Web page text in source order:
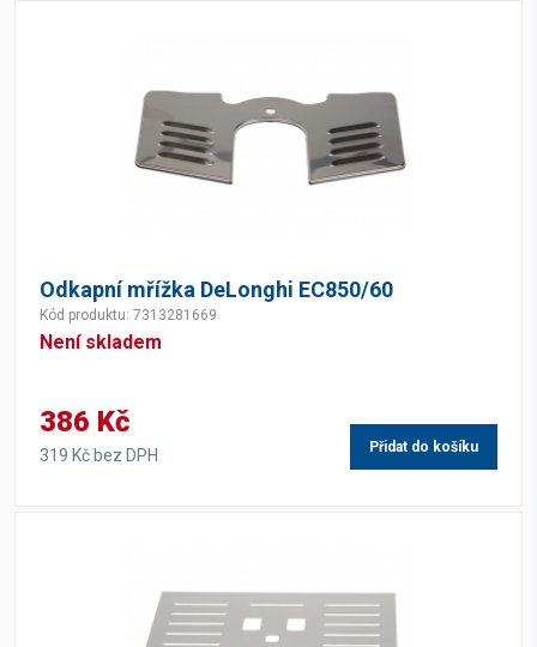
Odkapní mřížka DeLonghi EC850/60
Kód produktu: 7313281669
Není skladem
386 Kč
319 Kč bez DPH Přidat do košíku